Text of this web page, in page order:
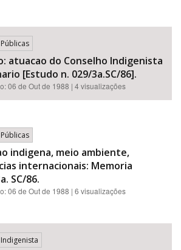
atuacao do Conselho Indigenista
[Estudo n. 029/3a.SC/86].
06 de Out de 1988 | 4 visualizações
indigena, meio ambiente,
internacionais: Memoria
SC/86.
06 de Out de 1988 | 6 visualizações